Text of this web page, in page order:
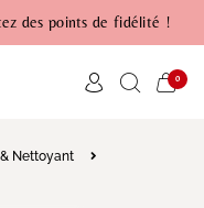
des points de fidélité !
0
Nettoyant